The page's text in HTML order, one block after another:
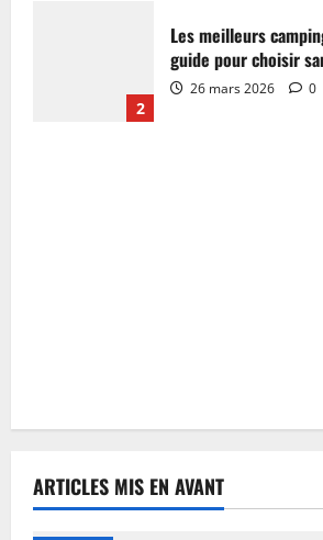
2
Les meilleurs
guide pour choisir
26 mars 2026 0
ARTICLES MIS EN AVANT